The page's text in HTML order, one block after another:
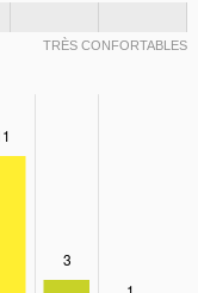
TRÈS CONFORTABLES